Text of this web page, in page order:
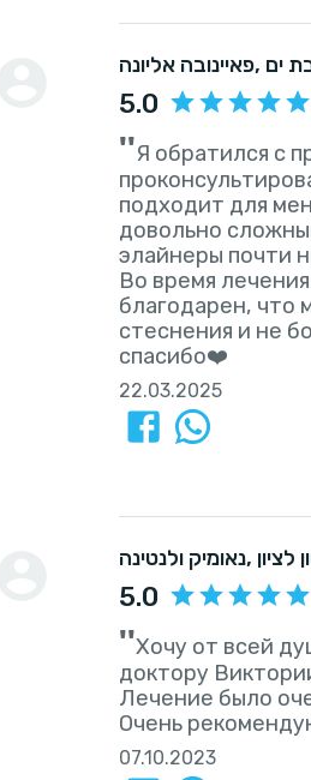
פאיינובה אליונה בת ים
5.0
''Я обратился с
подходит для
довольно
элайнеры почти
Во время
благодарен, что
стеснения и не
спасибо❤️
22.03.2025
נאומיק ולנטינה לציון
5.0
''Хочу от всей
доктору
Лечение было
Очень
07.10.2023